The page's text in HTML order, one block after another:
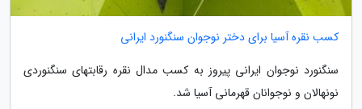
کسب نقره آسیا برای دختر نوجوان سنگنورد ایرانی
سنگنورد نوجوان ایرانی پیروز به کسب مدال نقره رقابتهای سنگنوردی
نونهالان و نوجوانان قهرمانی آسیا شد.